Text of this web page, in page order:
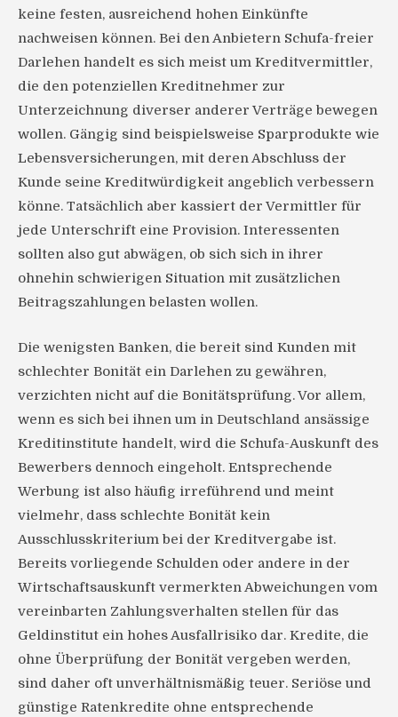
keine festen, ausreichend hohen Einkünfte
nachweisen können. Bei den Anbietern Schufa-freier
Darlehen handelt es sich meist um Kreditvermittler,
die den potenziellen Kreditnehmer zur
Unterzeichnung diverser anderer Verträge bewegen
wollen. Gängig sind beispielsweise Sparprodukte wie
Lebensversicherungen, mit deren Abschluss der
Kunde seine Kreditwürdigkeit angeblich verbessern
könne. Tatsächlich aber kassiert der Vermittler für
jede Unterschrift eine Provision. Interessenten
sollten also gut abwägen, ob sich sich in ihrer
ohnehin schwierigen Situation mit zusätzlichen
Beitragszahlungen belasten wollen.
Die wenigsten Banken, die bereit sind Kunden mit
schlechter Bonität ein Darlehen zu gewähren,
verzichten nicht auf die Bonitätsprüfung. Vor allem,
wenn es sich bei ihnen um in Deutschland ansässige
Kreditinstitute handelt, wird die Schufa-Auskunft des
Bewerbers dennoch eingeholt. Entsprechende
Werbung ist also häufig irreführend und meint
vielmehr, dass schlechte Bonität kein
Ausschlusskriterium bei der Kreditvergabe ist.
Bereits vorliegende Schulden oder andere in der
Wirtschaftsauskunft vermerkten Abweichungen vom
vereinbarten Zahlungsverhalten stellen für das
Geldinstitut ein hohes Ausfallrisiko dar. Kredite, die
ohne Überprüfung der Bonität vergeben werden,
sind daher oft unverhältnismäßig teuer. Seriöse und
günstige Ratenkredite ohne entsprechende